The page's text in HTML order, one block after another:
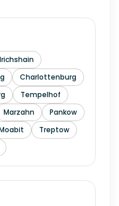
Charlottenburg
Tempelhof
Marzahn
Pankow
Treptow